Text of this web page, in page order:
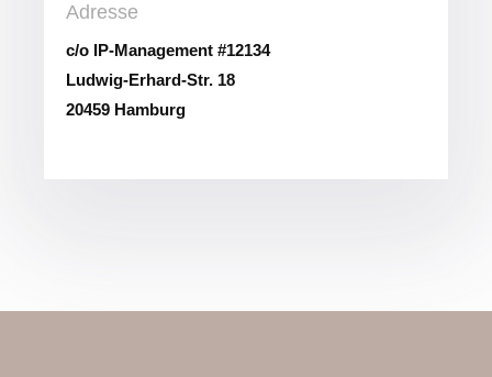
Adresse
c/o IP-Management #12134
Ludwig-Erhard-Str. 18
20459 Hamburg